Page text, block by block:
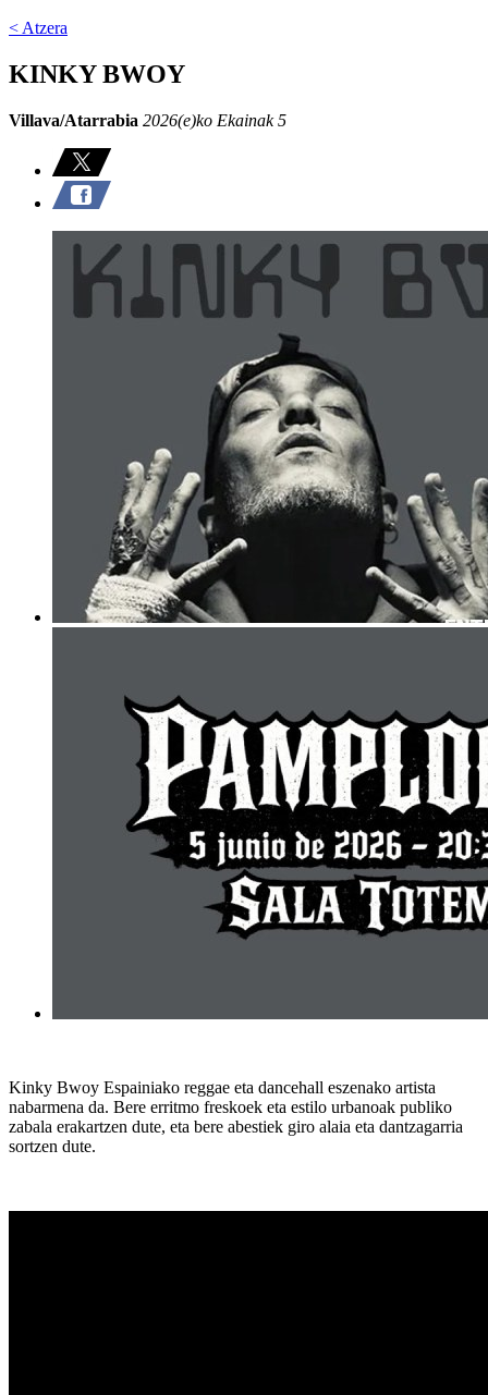
< Atzera
KINKY BWOY
Villava/Atarrabia 2026(e)ko Ekainak 5
Kinky Bwoy Espainiako reggae eta dancehall eszenako artista
nabarmena da. Bere erritmo freskoek eta estilo urbanoak publiko
zabala erakartzen dute, eta bere abestiek giro alaia eta dantzagarria
sortzen dute.